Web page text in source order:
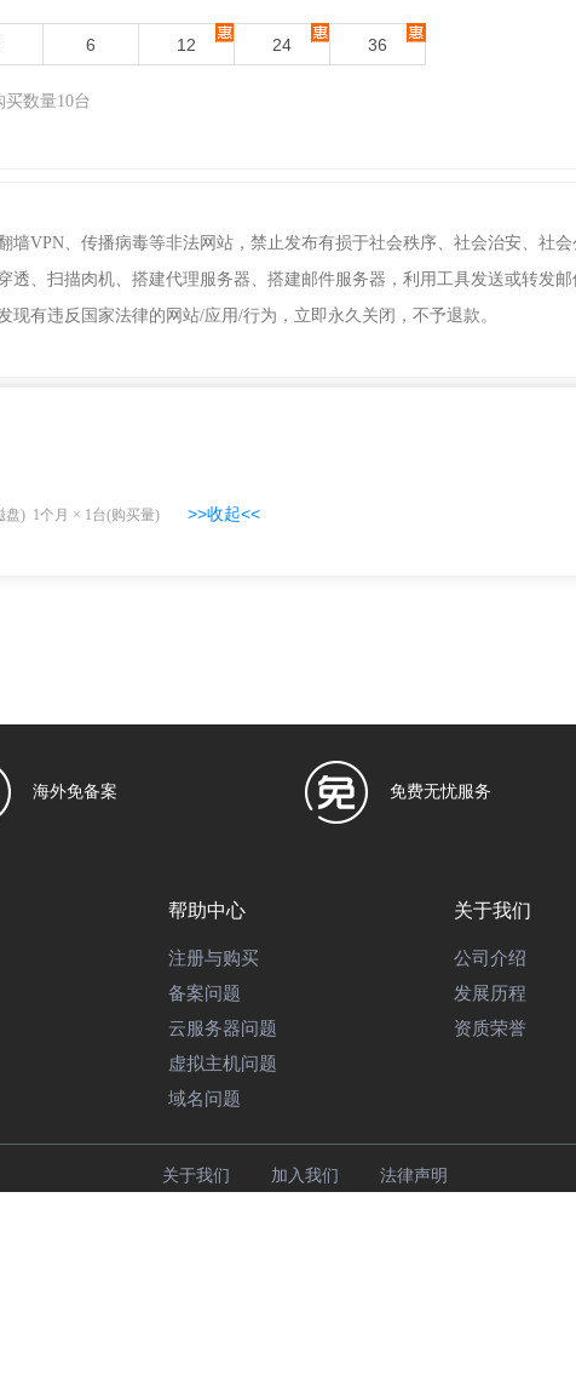
6 12 24 36
买数量10台
墙VPN、传播病毒等非法网站，禁止发布有损于社会秩序、社会治安、社
透、扫描肉机、搭建代理服务器、搭建邮件服务器，利用工具发送或转发
有违反国家法律的网站/应用/行为，立即永久关闭，不予退款。
盘) 1个月 × 1台(购买量) >>收起<<
海外免备案 免费无忧服务
帮助中心
注册与购买
备案问题
云服务器问题
虚拟主机问题
域名问题
关于我们
公司介绍
发展历程
资质荣誉
关于我们 加入我们 法律声明